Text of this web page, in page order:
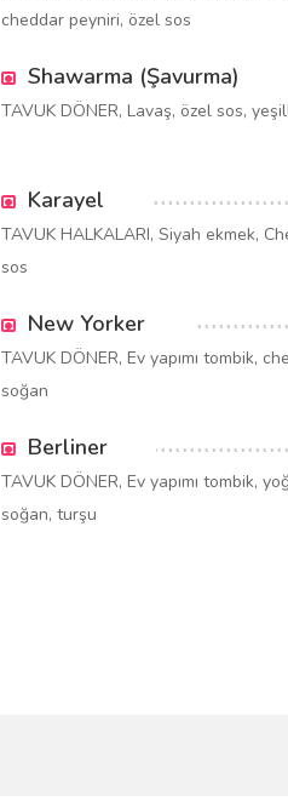
cheddar peyniri, özel sos
Shawarma (Şavurma)
TAVUK DÖNER, Lavaş, özel sos,
Karayel
TAVUK HALKALARI, Siyah ekmek,
sos
New Yorker
TAVUK DÖNER, Ev yapımı tombik,
soğan
Berliner
TAVUK DÖNER, Ev yapımı tombik,
soğan, turşu